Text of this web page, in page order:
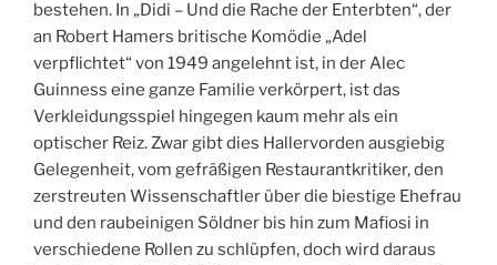
bestehen. In „Didi – Und die Rache der Enterbten“, der
an Robert Hamers britische Komödie „Adel
verpflichtet“ von 1949 angelehnt ist, in der Alec
Guinness eine ganze Familie verkörpert, ist das
Verkleidungsspiel hingegen kaum mehr als ein
optischer Reiz. Zwar gibt dies Hallervorden ausgiebig
Gelegenheit, vom gefräßigen Restaurantkritiker, den
zerstreuten Wissenschaftler über die biestige Ehefrau
und den raubeinigen Söldner bis hin zum Mafiosi in
verschiedene Rollen zu schlüpfen, doch wird daraus